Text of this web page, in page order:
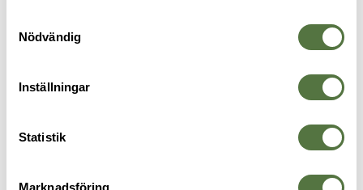
Nödvändig
Inställningar
Statistik
Marknadsföring
OM VARUMÄRKET
FICKLAMPOR